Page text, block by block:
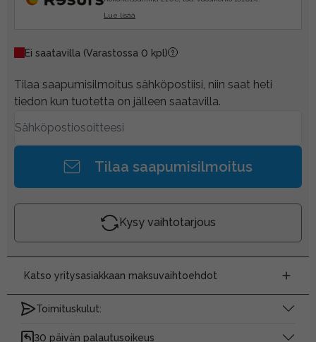
Lue lisää
Ei saatavilla (Varastossa 0 kpl)
Tilaa saapumisilmoitus sähköpostiisi, niin saat heti
tiedon kun tuotetta on jälleen saatavilla.
Tilaa saapumisilmoitus
Kysy vaihtotarjous
Katso yritysasiakkaan maksuvaihtoehdot
Toimituskulut:
30 päivän palautusoikeus